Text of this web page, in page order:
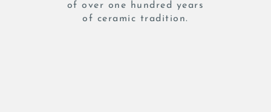
of over one hundred years
of ceramic tradition.